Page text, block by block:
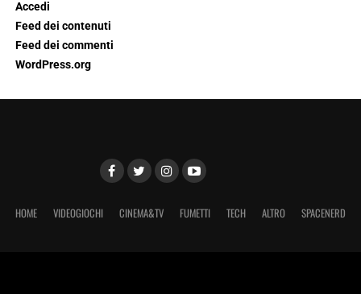
Accedi
Feed dei contenuti
Feed dei commenti
WordPress.org
HOME VIDEOGIOCHI CINEMA&TV FUMETTI TECH ALTRO SPACENERD